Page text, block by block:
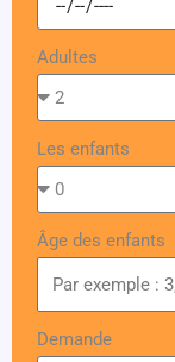
Adultes
Les enfants
Âge des enfants
Demande